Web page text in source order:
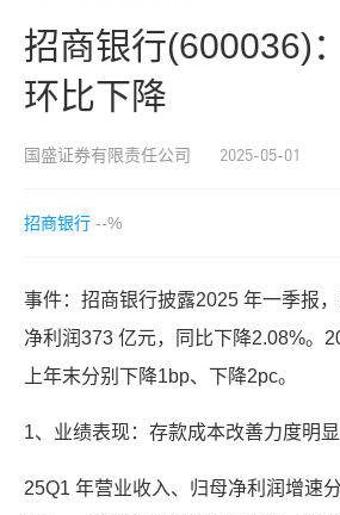
招商银行(600036)
环比下降
国盛证券有限责任公司 2025-05-01
招商银行 --%
事件：招商银行披露2025 年一季报
净利润373 亿元，同比下降2.08%。
上年末分别下降1bp、下降2pc。
1、业绩表现：存款成本改善力度明
25Q1 年营业收入、归母净利润增速